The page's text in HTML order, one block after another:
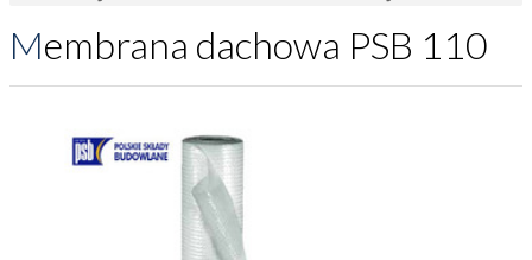
Membrana dachowa PSB 110